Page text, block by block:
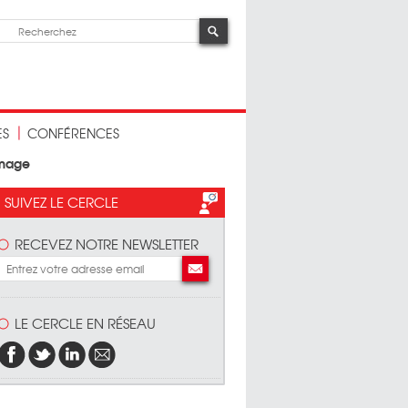
CONFÉRENCES
SUIVEZ LE CERCLE
RECEVEZ NOTRE NEWSLETTER
LE CERCLE EN RÉSEAU